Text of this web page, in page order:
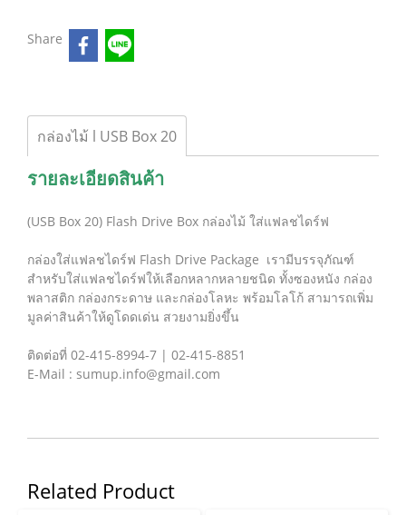
Share
กล่องไม้ l USB Box 20
รายละเอียดสินค้า
(USB Box 20) Flash Drive Box กล่องไม้ ใส่แฟลชไดร์ฟ
กล่องใส่แฟลชไดร์ฟ Flash Drive Package เรามีบรรจุภัณฑ์
สำหรับใส่แฟลชไดร์ฟให้เลือกหลากหลายชนิด ทั้งซองหนัง กล่อง
พลาสติก กล่องกระดาษ และกล่องโลหะ พร้อมโลโก้ สามารถเพิ่ม
มูลค่าสินค้าให้ดูโดดเด่น สวยงามยิ่งขึ้น
ติดต่อที่ 02-415-8994-7 | 02-415-8851
E-Mail : sumup.info@gmail.com
Related Product